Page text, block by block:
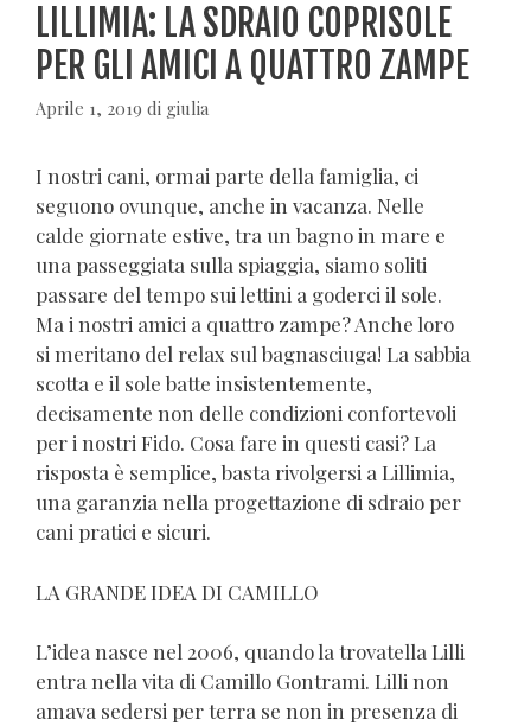
LILLIMIA: LA SDRAIO COPRISOLE
PER GLI AMICI A QUATTRO ZAMPE
Aprile 1, 2019 di giulia
I nostri cani, ormai parte della famiglia, ci
seguono ovunque, anche in vacanza. Nelle
calde giornate estive, tra un bagno in mare e
una passeggiata sulla spiaggia, siamo soliti
passare del tempo sui lettini a goderci il sole.
Ma i nostri amici a quattro zampe? Anche loro
si meritano del relax sul bagnasciuga! La sabbia
scotta e il sole batte insistentemente,
decisamente non delle condizioni confortevoli
per i nostri Fido. Cosa fare in questi casi? La
risposta è semplice, basta rivolgersi a Lillimia,
una garanzia nella progettazione di sdraio per
cani pratici e sicuri.
LA GRANDE IDEA DI CAMILLO
L’idea nasce nel 2006, quando la trovatella Lilli
entra nella vita di Camillo Gontrami. Lilli non
amava sedersi per terra se non in presenza di